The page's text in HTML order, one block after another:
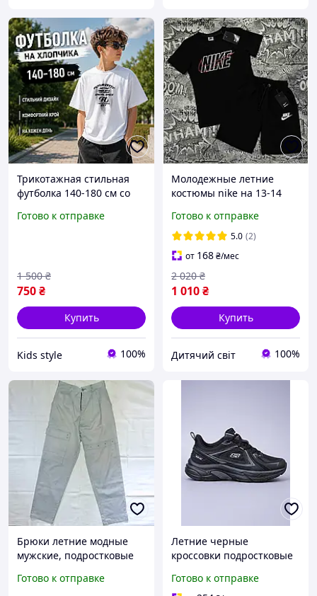
Трикотажная стильная
футболка 140-180 см со
мальчику подростку,
Готово к отправке
750₴
1 500 ₴
Купить
Kids style 100%
Молодежные летние
костюмы nike на 13-14
подростка, детский
удобный трикотажный
комплект с шортами
Готово к отправке
5.0 (2)
от 168₴/мес
1 010₴
2 020 ₴
Купить
Дитячий світ 100%
Брюки летние модные
мужские, подростковые
на стройного мужчину
Готово к отправке
Летние черные
кроссовки подростковые
(N4401)
Готово к отправке